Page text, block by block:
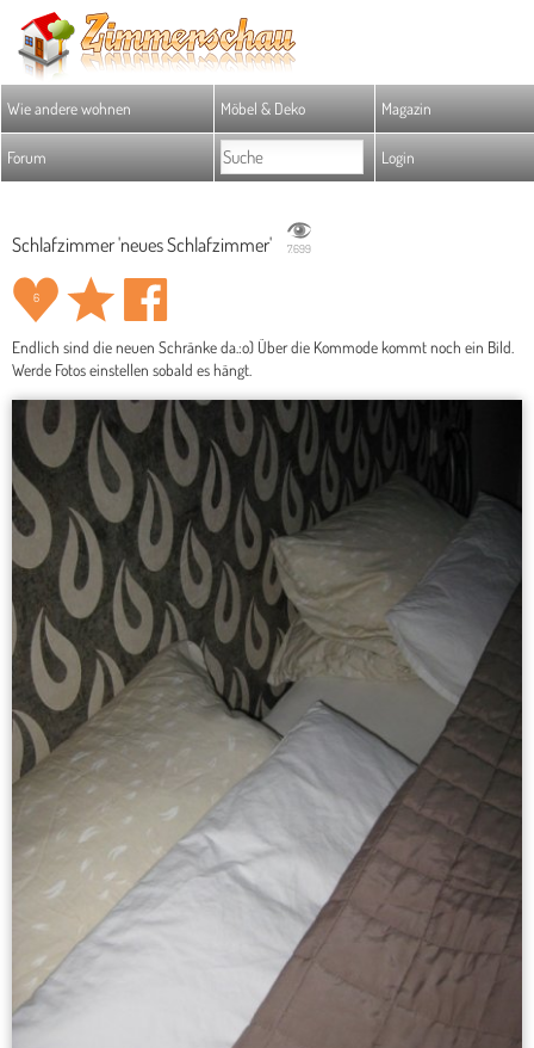
Wie andere wohnen Möbel & Deko Magazin
Forum Login
Schlafzimmer 'neues Schlafzimmer' 7.699
6
Endlich sind die neuen Schränke da.:o) Über die Kommode kommt noch ein Bild.
Werde Fotos einstellen sobald es hängt.